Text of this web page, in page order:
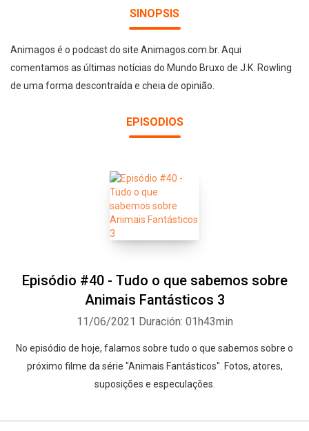
SINOPSIS
Animagos é o podcast do site Animagos.com.br. Aqui
comentamos as últimas notícias do Mundo Bruxo de J.K. Rowling
de uma forma descontraída e cheia de opinião.
EPISODIOS
Episódio #40 - Tudo o que sabemos sobre
Animais Fantásticos 3
11/06/2021 Duración: 01h43min
No episódio de hoje, falamos sobre tudo o que sabemos sobre o
próximo filme da série "Animais Fantásticos". Fotos, atores,
suposições e especulações.